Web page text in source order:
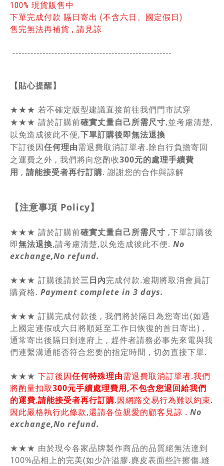
100% 現貨販售中
下單完成付款 隔日寄出 (不含六日、國定假日)
售完無法再補貨 , 請見諒
-----------------------------------------------------
【貼心提醒】
★★★ 若不確定版型建議直接前往我們門市試穿
★★★ 請於訂購前確實丈量自己所需尺寸,並考慮清楚,
以免造成彼此不便,下單訂購後即無法退換
下訂後因任何理由需退費取消訂單者.除自行負擔寄回
之運費之外 , 我們將向您酌收300元的處理手續費
用 , 請能接受者再行訂購. 謝謝您的合作與諒解
【注意事項 Policy】
★★★ 請於訂購前確實丈量自己所需尺寸 ,下單訂購後
即無法退換,請考慮清楚,以免造成彼此不便. No
exchange,No refund.
★★★ 訂購後請於三日內完成付款.逾期將取消會員訂
購資格. Payment complete in 3 days.
★★★ 訂購完成付款後 , 我們將於隔日為您寄出(如遇
上國定連假或六日將順延至工作日恢復的首日寄出) ,
通常寄出後隔日到達府上 , 趕件者請務必事先來電與我
們連繫溝通能否符合您要的指定時間 , 切勿直接下單.
★★★ 下訂後因任何特殊理由需退費取消訂單者.我們
將酌量扣取300元手續處理費用,不包含您退回給我們
的運費,請能接受者再行訂購.因網路交易行為難以約束.
因此嚴格執行此條款,還請各位親愛的顧客見諒 . No
exchange,No refund.
★★★ 由於現今各家品牌製作商品的品質絕無法達到
100%品相上的完美(如少許溢膠.麂皮表面些許擦傷.縫